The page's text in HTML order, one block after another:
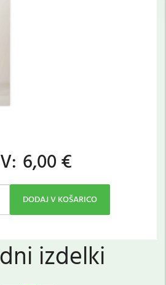
6,00 €
DODAJ V KOŠARICO
izdelki